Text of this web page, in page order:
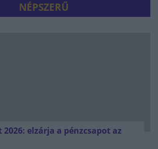
NÉPSZERŰ
elzárja a pénzcsapot az